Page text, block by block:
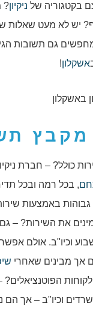
בקטגוריה של ניקיון?
יש לא מעט שאלות
גם תשובות
אשקלון!
מקבץ
כולל? – חברת
, בכל רמה ובכל
גבוהות באמצעות
את השירות? –
וכיו"ב. אולם
אך מבינים שאחרי
הפוטנציאלים?
וכיו"ב – אך הם